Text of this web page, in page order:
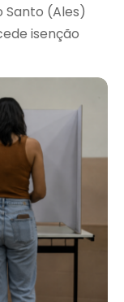
Santo (Ales)
isenção